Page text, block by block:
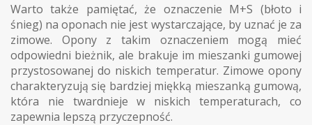
Warto także pamiętać, że oznaczenie M+S (błoto i
śnieg) na oponach nie jest wystarczające, by uznać je za
zimowe. Opony z takim oznaczeniem mogą mieć
odpowiedni bieżnik, ale brakuje im mieszanki gumowej
przystosowanej do niskich temperatur. Zimowe opony
charakteryzują się bardziej miękką mieszanką gumową,
która nie twardnieje w niskich temperaturach, co
zapewnia lepszą przyczepność.